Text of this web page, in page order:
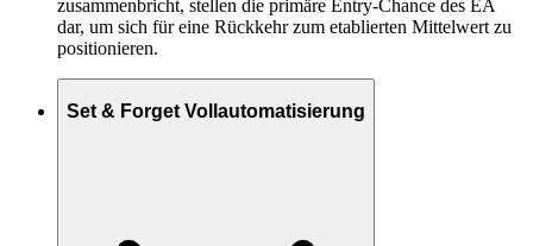
zusammenbricht, stellen die primäre Entry-Chance des EA
dar, um sich für eine Rückkehr zum etablierten Mittelwert zu
positionieren.
Set & Forget Vollautomatisierung